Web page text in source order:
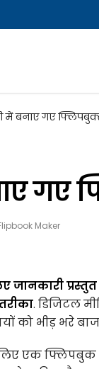
में बनाए गए
Maker
जानकारी
. डिजिटल
को भीड़ भरे
एक फ्लिपबुक